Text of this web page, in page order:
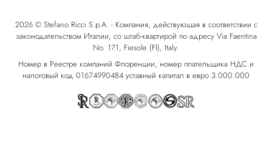
2026 © Stefano Ricci S.p.A. - Компания, действующая в соответствии с
законодательством Италии, со штаб-квартирой по адресу Via Faentina
No. 171, Fiesole (FI), Italy.
Номер в Реестре компаний Флоренции, номер плательщика НДС и
налоговый код 01674990484 уставный капитал в евро 3.000.000